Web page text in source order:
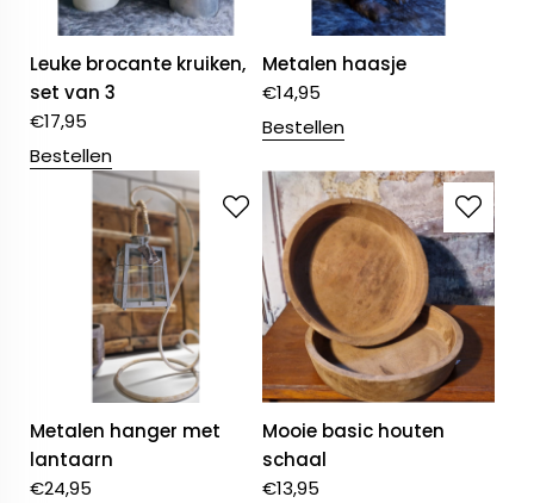
Leuke brocante kruiken,
set van 3
€17,95
Bestellen
Metalen haasje
€14,95
Bestellen
Metalen hanger met
lantaarn
€24,95
Mooie basic houten
schaal
€13,95